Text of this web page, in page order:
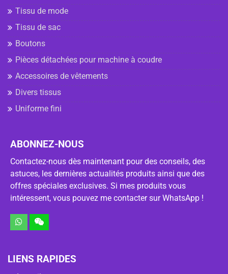
Tissu de mode
Tissu de sac
Boutons
Pièces détachées pour machine à coudre
Accessoires de vêtements
Divers tissus
Uniforme fini
ABONNEZ-NOUS
Contactez-nous dès maintenant pour des conseils, des
astuces, les dernières actualités produits ainsi que des
offres spéciales exclusives. Si mes produits vous
intéressent, vous pouvez me contacter sur WhatsApp !
LIENS RAPIDES